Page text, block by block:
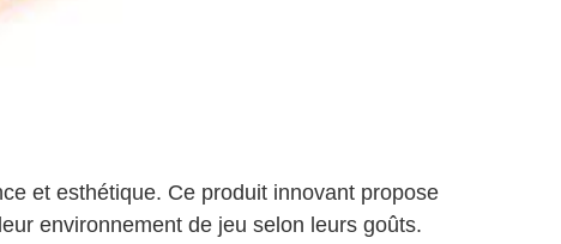
et esthétique. Ce produit innovant propose
environnement de jeu selon leurs goûts.